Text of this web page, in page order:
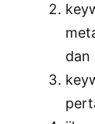
dan